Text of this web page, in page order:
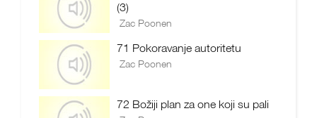
(3)
Zac Poonen
71 Pokoravanje autoritetu
Zac Poonen
72 Božiji plan za one koji su pali